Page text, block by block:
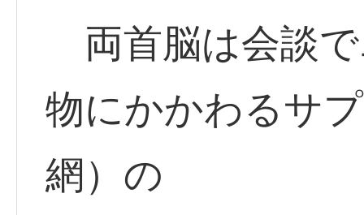
両首脳は会談
物にかかわるサ
網）の